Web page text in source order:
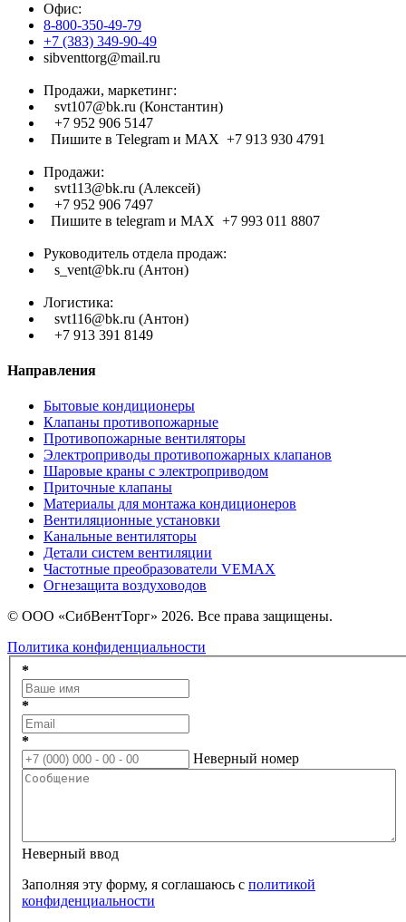
Офис:
8-800-350-49-79
+7 (383) 349-90-49
sibventtorg@mail.ru
Продажи, маркетинг:
svt107@bk.ru (Константин)
+7 952 906 5147
Пишите в Telegram и МАХ +7 913 930 4791
Продажи:
svt113@bk.ru (Алексей)
+7 952 906 7497
Пишите в telegram и МАХ +7 993 011 8807
Руководитель отдела продаж:
s_vent@bk.ru (Антон)
Логистика:
svt116@bk.ru (Антон)
+7 913 391 8149
Направления
Бытовые кондиционеры
Клапаны противопожарные
Противопожарные вентиляторы
Электроприводы противопожарных клапанов
Шаровые краны с электроприводом
Приточные клапаны
Материалы для монтажа кондиционеров
Вентиляционные установки
Канальные вентиляторы
Детали систем вентиляции
Частотные преобразователи VEMAX
Огнезащита воздуховодов
© ООО «СибВентТорг» 2026. Все права защищены.
Политика конфиденциальности
*
*
*
Неверный номер
Неверный ввод
Заполняя эту форму, я соглашаюсь с политикой
конфиденциальности